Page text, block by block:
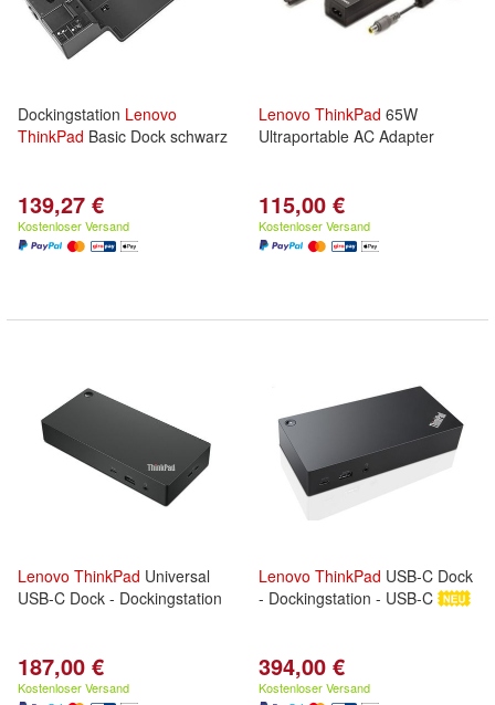
Dockingstation Lenovo
ThinkPad Basic Dock schwarz
139,27 €
Kostenloser Versand
Lenovo ThinkPad 65W
Ultraportable AC Adapter
115,00 €
Kostenloser Versand
Lenovo ThinkPad Universal
USB-C Dock - Dockingstation
187,00 €
Kostenloser Versand
Lenovo ThinkPad USB-C Dock
- Dockingstation - USB-C
394,00 €
Kostenloser Versand